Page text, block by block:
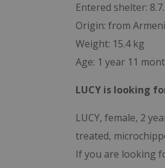
Entered shelter:
Origin: from
Weight: 15.4 kg
Age: 1 year 11
LUCY is looking
LUCY, female, 2
treated,
If you are looking